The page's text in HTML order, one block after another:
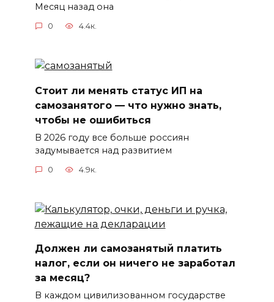
Месяц назад она
0 4.4к.
Стоит ли менять статус ИП на
самозанятого — что нужно знать,
чтобы не ошибиться
В 2026 году все больше россиян
задумывается над развитием
0 4.9к.
Должен ли самозанятый платить
налог, если он ничего не заработал
за месяц?
В каждом цивилизованном государстве